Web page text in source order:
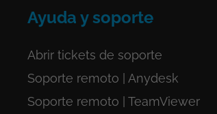
Ayuda y soporte
Abrir tickets de soporte
Soporte remoto | Anydesk
Soporte remoto | TeamViewer